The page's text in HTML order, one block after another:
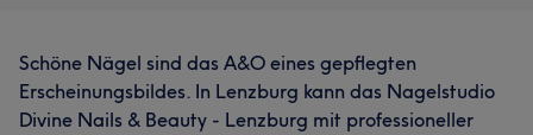
Schöne Nägel sind das A&O eines gepflegten
Erscheinungsbildes. In Lenzburg kann das Nagelstudio
Divine Nails & Beauty - Lenzburg mit professioneller